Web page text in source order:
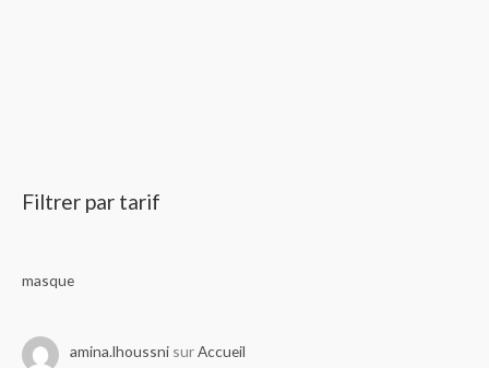
Filtrer par tarif
masque
amina.lhoussni surAccueil